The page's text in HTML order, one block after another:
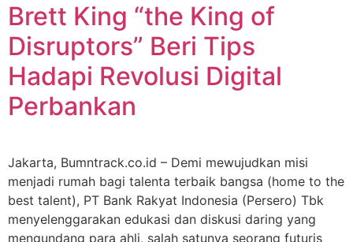
Brett King “the King of
Disruptors” Beri Tips
Hadapi Revolusi Digital
Perbankan
Jakarta, Bumntrack.co.id – Demi mewujudkan misi
menjadi rumah bagi talenta terbaik bangsa (home to the
best talent), PT Bank Rakyat Indonesia (Persero) Tbk
menyelenggarakan edukasi dan diskusi daring yang
mengundang para ahli, salah satunya seorang futuris